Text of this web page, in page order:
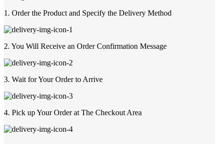
1. Order the Product and Specify the Delivery Method
2. You Will Receive an Order Confirmation Message
3. Wait for Your Order to Arrive
4. Pick up Your Order at The Checkout Area